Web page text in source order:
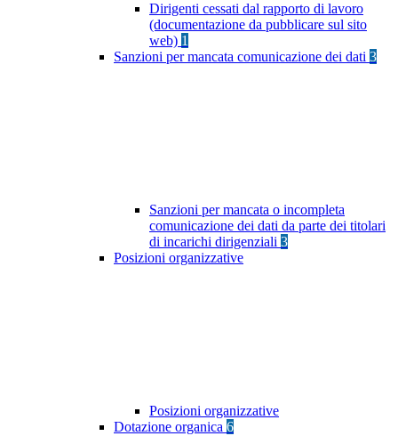
Dirigenti cessati dal rapporto di lavoro
(documentazione da pubblicare sul sito
web) 1
Sanzioni per mancata comunicazione dei dati 3
Sanzioni per mancata o incompleta
comunicazione dei dati da parte dei titolari
di incarichi dirigenziali 3
Posizioni organizzative
Posizioni organizzative
Dotazione organica 6